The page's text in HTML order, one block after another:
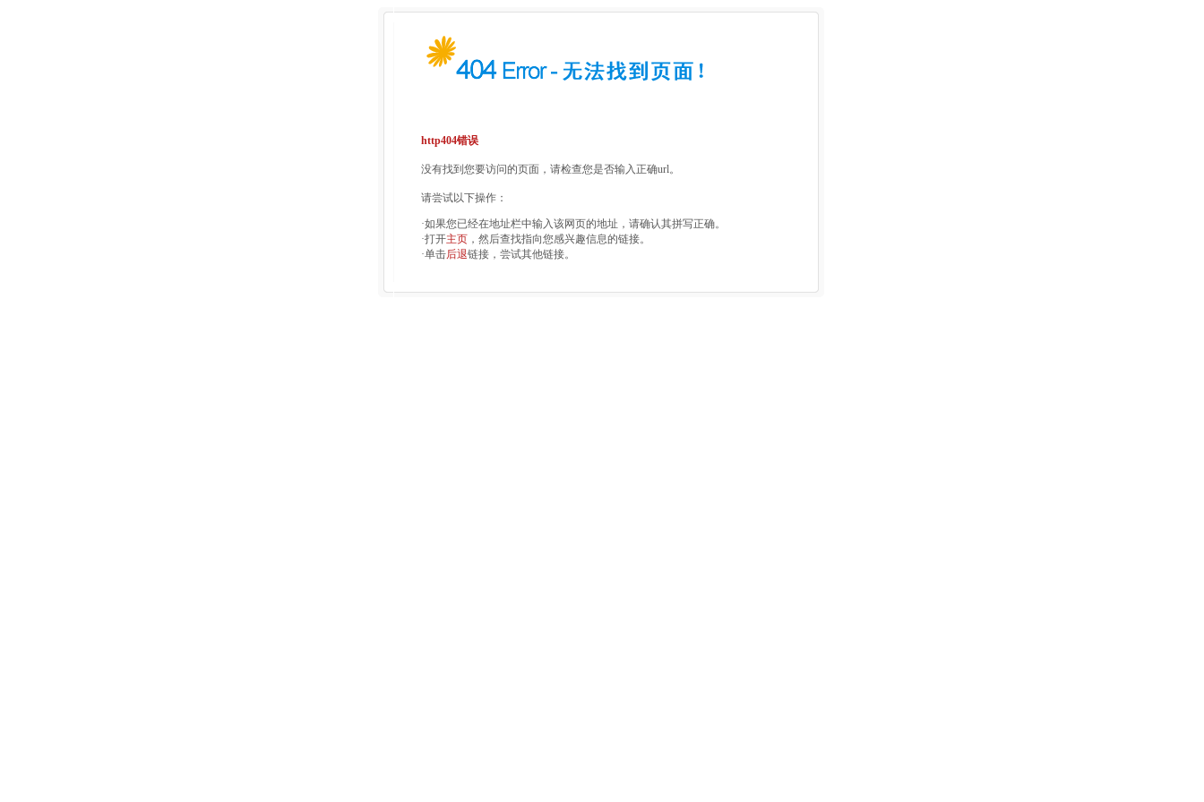
http404错误
没有找到您要访问的页面，请检查您是否输入正确url。
请尝试以下操作：
·如果您已经在地址栏中输入该网页的地址，请确认其拼写正确。
·打开主页 ，然后查找指向您感兴趣信息的链接。
·单击后退链接，尝试其他链接。